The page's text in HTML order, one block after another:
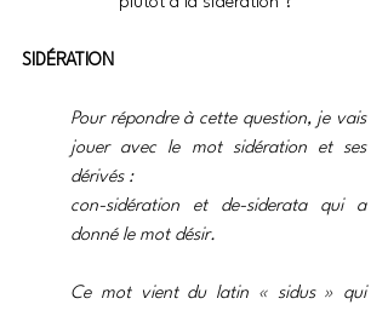
SIDÉRATION
Pour répondre à cette question, je vais
jouer avec le mot sidération et ses
dérivés :
con-sidération et de-siderata qui a
donné le mot désir.
Ce mot vient du latin « sidus » qui